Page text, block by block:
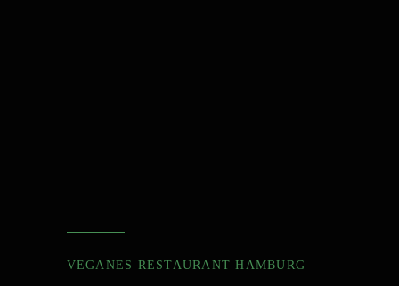
VEGANES RESTAURANT HAMBURG